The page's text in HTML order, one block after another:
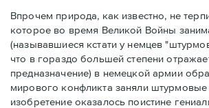
Впрочем природа, как известно, не
которое во время Великой Войны
(называвшиеся кстати у немцев
что в гораздо большей степени
предназначение) в немецкой армии
мирового конфликта заняли штурмовые
изобретение оказалось поистине